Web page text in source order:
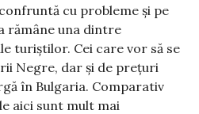
cu probleme și pe
rămâne una dintre
turiștilor. Cei care vor să se
Negre, dar și de prețuri
în Bulgaria. Comparativ
aici sunt mult mai